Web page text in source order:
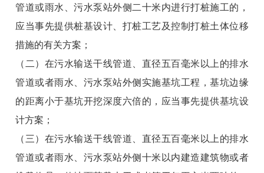
管道或雨水、污水泵站外侧二十米内进行打桩施工的，
应当事先提供桩基设计、打桩工艺及控制打桩土体位移
措施的有关方案；
（二）在污水输送干线管道、直径五百毫米以上的排水
管道或者雨水、污水泵站外侧实施基坑工程，基坑边缘
的距离小于基坑开挖深度六倍的，应当事先提供基坑设
计方案；
（三）在污水输送干线管道、直径五百毫米以上的排水
管道或者雨水、污水泵站外侧十米以内建造建筑物或者